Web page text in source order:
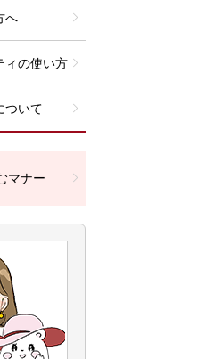
へ
ィの使い方
ついて
マナー